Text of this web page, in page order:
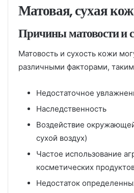
Матовая, сухая
Причины матовости и
Матовость и сухость кожи
различными факторами,
Недостаточное
Наследственность
Воздействие
сухой воздух)
Частое использование
косметических
Недостаток